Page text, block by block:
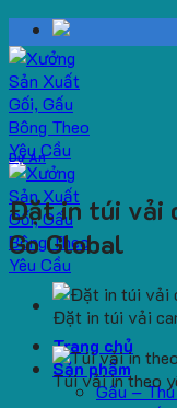
Skip
to
content
Trang chủ
Sản phẩm
Gấu –
Dự Án
Đặt in túi vải
Go Global
Đặt in túi vải
Túi vải in theo